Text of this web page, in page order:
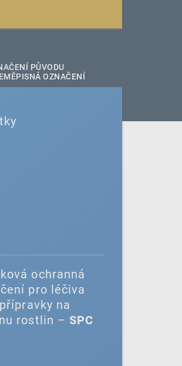
PŮVODU
OZNAČENÍ
ochranná
pro léčiva
na
rostlin – SPC